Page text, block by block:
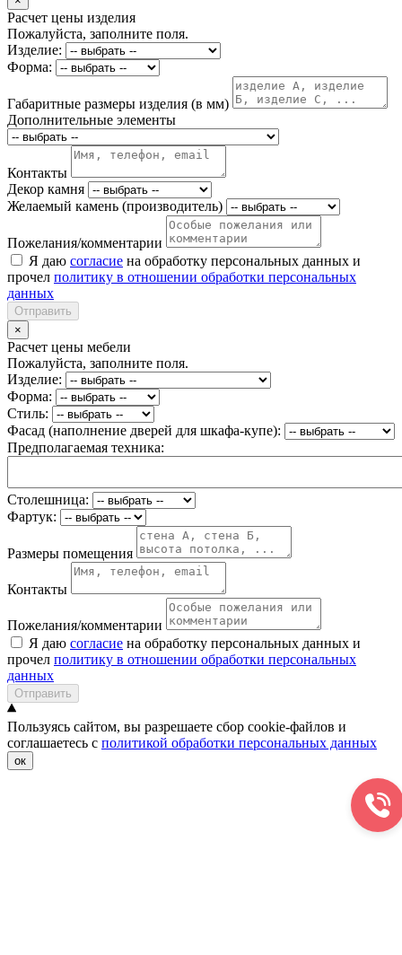
Расчет цены изделия
Пожалуйста, заполните поля.
Изделие:
Форма:
Габаритные размеры изделия (в мм)
Дополнительные элементы
Контакты
Декор камня
Желаемый камень (производитель)
Пожелания/комментарии
Я даю согласие на обработку персональных данных и
прочел политику в отношении обработки персональных
данных
Отправить
×
Расчет цены мебели
Пожалуйста, заполните поля.
Изделие:
Форма:
Стиль:
Фасад (наполнение дверей для шкафа-купе):
Предполагаемая техника:
Столешница:
Фартук:
Размеры помещения
Контакты
Пожелания/комментарии
Я даю согласие на обработку персональных данных и
прочел политику в отношении обработки персональных
данных
Отправить
Пользуясь сайтом, вы разрешаете сбор cookie-файлов и
соглашаетесь с политикой обработки персональных данных
ок